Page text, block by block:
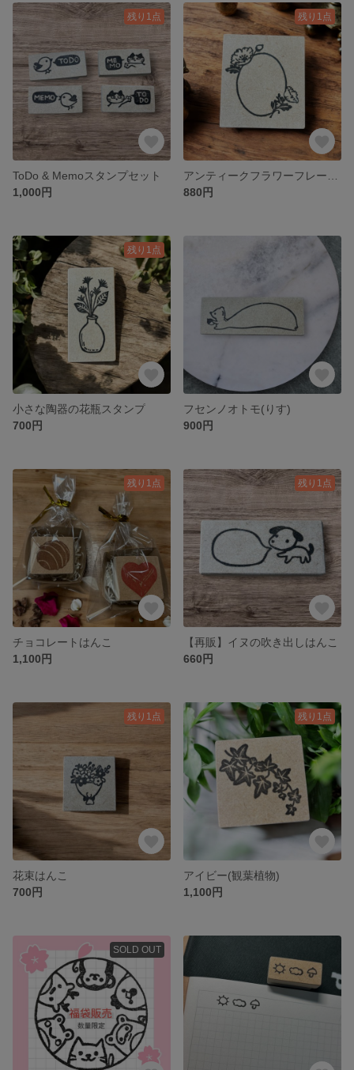
残り1点
ToDo & Memoスタンプセット
1,000円
残り1点
880円
残り1点
小さな陶器の花瓶スタンプ
700円
フセンノオトモ(りす)
900円
残り1点
チョコレートはんこ
1,100円
残り1点
【再販】イヌの吹き出しはんこ
660円
残り1点
花束はんこ
700円
残り1点
アイビー(観葉植物)
1,100円
SOLD OUT